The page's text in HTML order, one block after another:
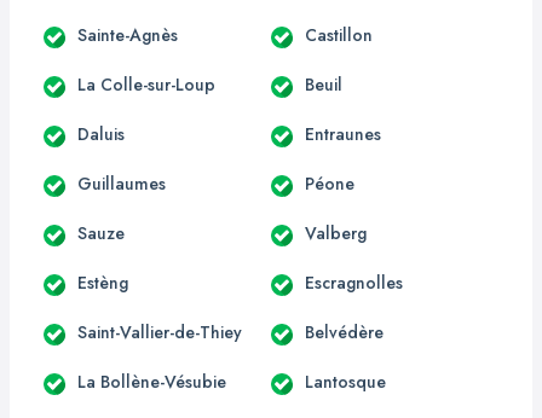
Sainte-Agnès Castillon
La Colle-sur-Loup Beuil
Daluis Entraunes
Guillaumes Péone
Sauze Valberg
Estèng Escragnolles
Saint-Vallier-de-Thiey Belvédère
La Bollène-Vésubie Lantosque